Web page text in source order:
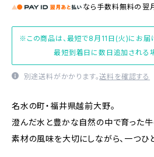
なら 手数料無料の 翌
※この商品は、最短で8月11日(火)にお届け
最短到着日に数日追加される場
別途送料がかかります。送料を確認する
名水の町・福井県越前大野。
澄んだ水と豊かな自然の中で育った牛
素材の風味を大切にしながら、一つひ